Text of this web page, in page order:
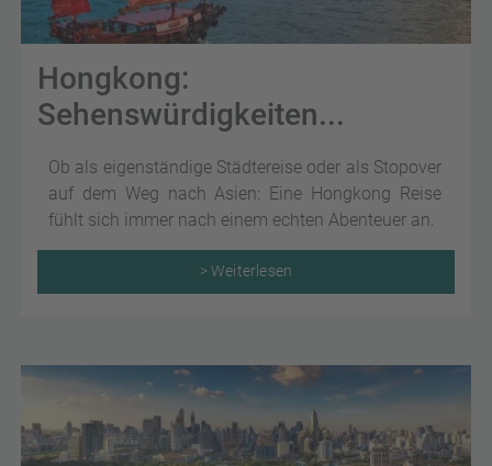
Hongkong:
Sehenswürdigkeiten...
Ob als eigenständige Städtereise oder als Stopover
auf dem Weg nach Asien: Eine Hongkong Reise
fühlt sich immer nach einem echten Abenteuer an.
> Weiterlesen